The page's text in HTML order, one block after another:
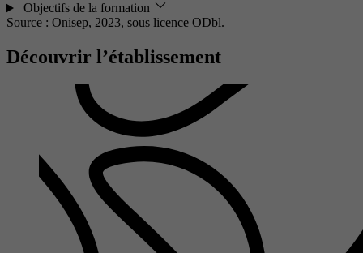
Objectifs de la formation
Source : Onisep, 2023, sous licence ODbl.
Découvrir l’établissement